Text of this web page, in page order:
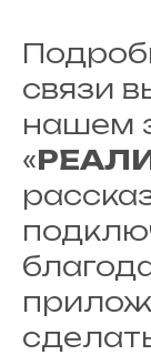
связи
нашем
«